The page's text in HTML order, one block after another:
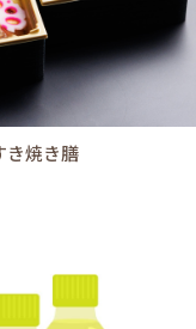
き焼き膳